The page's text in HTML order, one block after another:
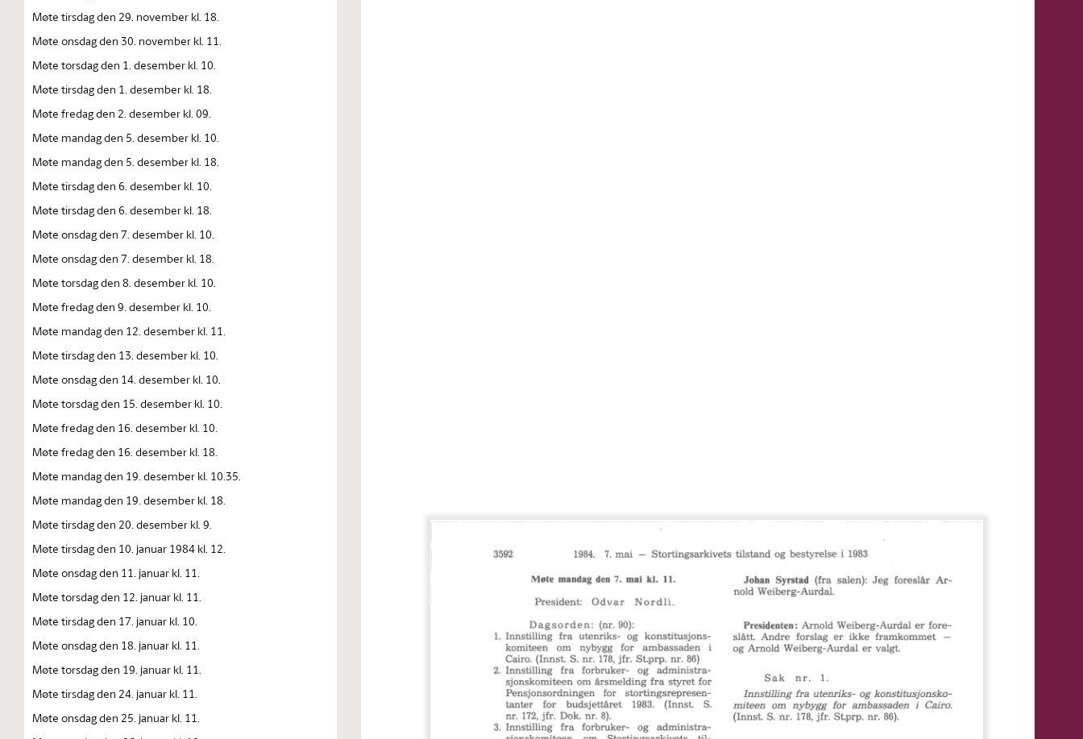
Møte tirsdag den 29. november kl. 18.
Møte onsdag den 30. november kl. 11.
Møte torsdag den 1. desember kl. 10.
Møte tirsdag den 1. desember kl. 18.
Møte fredag den 2. desember kl. 09.
Møte mandag den 5. desember kl. 10.
Møte mandag den 5. desember kl. 18.
Møte tirsdag den 6. desember kl. 10.
Møte tirsdag den 6. desember kl. 18.
Møte onsdag den 7. desember kl. 10.
Møte onsdag den 7. desember kl. 18.
Møte torsdag den 8. desember kl. 10.
Møte fredag den 9. desember kl. 10.
Møte mandag den 12. desember kl. 11.
Møte tirsdag den 13. desember kl. 10.
Møte onsdag den 14. desember kl. 10.
Møte torsdag den 15. desember kl. 10.
Møte fredag den 16. desember kl. 10.
Møte fredag den 16. desember kl. 18.
Møte mandag den 19. desember kl. 10.35.
Møte mandag den 19. desember kl. 18.
Møte tirsdag den 20. desember kl. 9.
Møte tirsdag den 10. januar 1984 kl. 12.
Møte onsdag den 11. januar kl. 11.
Møte torsdag den 12. januar kl. 11.
Møte tirsdag den 17. januar kl. 10.
Møte onsdag den 18. januar kl. 11.
Møte torsdag den 19. januar kl. 11.
Møte tirsdag den 24. januar kl. 11.
Møte onsdag den 25. januar kl. 11.